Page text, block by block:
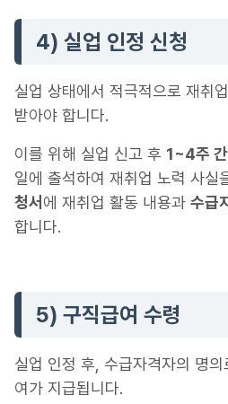
4) 실업 인정 신청
실업 상태에서 적극적으로 재취
받아야 합니다.
이를 위해 실업 신고 후 1~4주
일에 출석하여 재취업 노력 사실
청서 에 재취업 활동 내용과 수급
합니다.
5) 구직급여 수령
실업 인정 후, 수급자격자의 명
여가 지급됩니다.